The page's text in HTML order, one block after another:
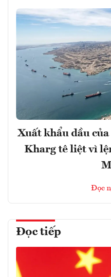
Xuất khẩu dầu
Kharg tê liệt vì
Đọc
Đọc tiếp